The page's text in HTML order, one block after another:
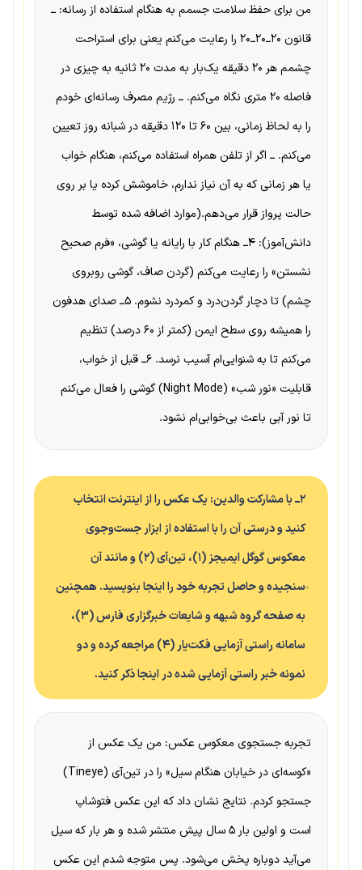
من برای حفظ سلامت جسمم به هنگام استفاده از رسانه: ــ
قانون ۲۰ــ۲۰ــ۲۰ را رعایت می‌کنم یعنی برای استراحت
چشمم هر ۲۰ دقیقه یک‌بار به مدت ۲۰ ثانیه به چیزی در
فاصله ۲۰ متری نگاه می‌کنم. ــ رژیم مصرف رسانه‌ای خودم
را به لحاظ زمانی، بین ۶۰ تا ۱۲۰ دقیقه در شبانه روز تعیین
می‌کنم. ــ اگر از تلفن همراه استفاده می‌کنم، هنگام خواب
یا هر زمانی که به آن نیاز ندارم، خاموشش کرده یا بر روی
حالت پرواز قرار می‌دهم.(موارد اضافه شده توسط
دانش‌آموز): ۴ــ هنگام کار با رایانه یا گوشی، «فرم صحیح
نشستن» را رعایت می‌کنم (گردن صاف، گوشی روبروی
چشم) تا دچار گردن‌درد و کمردرد نشوم. ۵ــ صدای هدفون
را همیشه روی سطح ایمن (کمتر از ۶۰ درصد) تنظیم
می‌کنم تا به شنوایی‌ام آسیب نرسد. ۶ــ قبل از خواب،
قابلیت «نور شب» (Night Mode) گوشی را فعال می‌کنم
تا نور آبی باعث بی‌خوابی‌ام نشود.
۲ــ با مشارکت والدین: یک عکس را از اینترنت انتخاب
کنید و درستی آن را با استفاده از ابزار جست‌وجوی
معکوس گوگل ایمیجز (۱)، تین‌آی (۲) و مانند آن
سنجیده و حاصل تجربه خود را اینجا بنویسید. همچنین
به صفحه گروه شبهه و شایعات خبرگزاری فارس (۳)،
سامانه راستی آزمایی فکت‌یار (۴) مراجعه کرده و دو
نمونه خبر راستی آزمایی شده در اینجا ذکر کنید.
تجربه جستجوی معکوس عکس: من یک عکس از
«کوسه‌ای در خیابان هنگام سیل» را در تین‌آی (Tineye)
جستجو کردم. نتایج نشان داد که این عکس فتوشاپ
است و اولین بار ۵ سال پیش منتشر شده و هر بار که سیل
می‌آید دوباره پخش می‌شود. پس متوجه شدم این عکس